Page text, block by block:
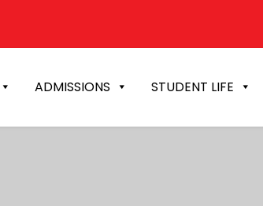
ADMISSIONS STUDENT LIFE